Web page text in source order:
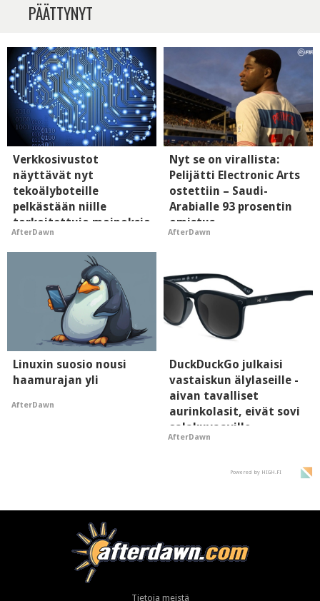
PÄÄTTYNYT
Verkkosivustot
näyttävät nyt
tekoälyboteille
pelkästään niille
tarkoitettuja mainoksia
- vaikuttaa tekoälyn
mielikuvaan brändistä
AfterDawn
Nyt se on virallista:
Pelijätti Electronic Arts
ostettiin – Saudi-
Arabialle 93 prosentin
omistus
AfterDawn
Linuxin suosio nousi
haamurajan yli
AfterDawn
DuckDuckGo julkaisi
vastaiskun älylaseille -
aivan tavalliset
aurinkolasit, eivät sovi
salakuvaaville
hyypiöille
AfterDawn
Powered by HIGH.FI
Tietoja meistä